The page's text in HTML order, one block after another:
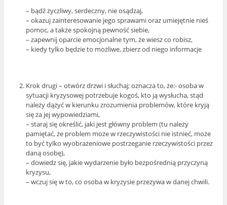
– bądź życzliwy, serdeczny, nie osądzaj,
– okazuj zainteresowanie jego sprawami oraz umiejętnie nieś
pomoc, a także spokojną pewność siebie,
– zapewnij oparcie emocjonalne tym, że wiesz co robisz,
– kiedy tylko będzie to możliwe, zbierz od niego informacje
Krok drugi – otwórz drzwi i słuchaj; oznacza to, że:- osoba w
sytuacji kryzysowej potrzebuje kogoś, kto ją wysłucha, stąd
należy dążyć w kierunku zrozumienia problemów, które kryją
się za jej wypowiedziami,
– staraj się określić, jaki jest główny problem (tu należy
pamiętać, że problem może w rzeczywistości nie istnieć, może
to być tylko wyobrażeniowe postrzeganie rzeczywistości przez
daną osobę),
– dowiedz się, jakie wydarzenie było bezpośrednią przyczyną
kryzysu,
– wczuj się w to, co osoba w kryzysie przeżywa w danej chwili.